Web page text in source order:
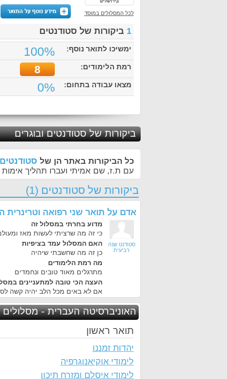
לכל המסלולים במוסד
1 ביקורות של סטודנטים
ימשיכו לתואר נוסף: 100%
רמת הלימודים: 8
מצאו עבודה בתחום: 0%
ביקורות של סטודנטים ובוגרים
כל הביקורות באתר הן של
עם ת.ז, שם אמיתי ועברו תהליך
ביקורות של סטודנטים (1)
אדם על תואר שני רפואה וטרינרית
סטודנט שנה
רביעית
מדוע בחרתי במסלול זה
כי זה מה שרציתי לעשות מאז
האם המסלול עמד בציפיות
כן זה מה שחשבתי שיהיה
מה רמת הלימודים
מתרגלים מאוד טובים ונחמדים
העצה הכי טובה למתעניינים
אם לא באים מכל הלב יהיה קשה
האוניברסיטה העברית - מסלולים
תואר ראשון
יהדות זמננו
לימודי אוקיאנוגרפיה
לימודי איסלם ומזרח תיכון